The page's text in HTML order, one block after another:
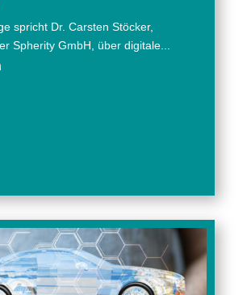
spricht Dr. Carsten Stöcker,
Spherity GmbH, über digitale...